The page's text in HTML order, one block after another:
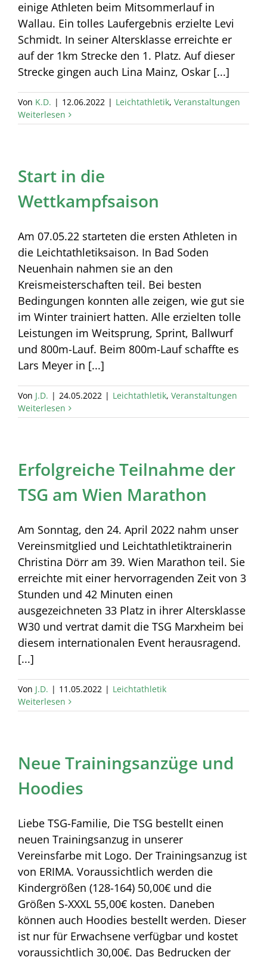
einige Athleten beim Mitsommerlauf in
Wallau. Ein tolles Laufergebnis erzielte Levi
Schmidt. In seiner Altersklasse erreichte er
auf der 1km Strecke den 1. Platz. Auf dieser
Strecke gingen auch Lina Mainz, Oskar [...]
Von K.D. | 12.06.2022 | Leichtathletik, Veranstaltungen
Weiterlesen
Start in die
Wettkampfsaison
Am 07.05.22 starteten die ersten Athleten in
die Leichtathletiksaison. In Bad Soden
Neuenhain nahmen sie an den
Kreismeisterschaften teil. Bei besten
Bedingungen konnten alle zeigen, wie gut sie
im Winter trainiert hatten. Alle erzielten tolle
Leistungen im Weitsprung, Sprint, Ballwurf
und 800m-Lauf. Beim 800m-Lauf schaffte es
Lars Meyer in [...]
Von J.D. | 24.05.2022 | Leichtathletik, Veranstaltungen
Weiterlesen
Erfolgreiche Teilnahme der
TSG am Wien Marathon
Am Sonntag, den 24. April 2022 nahm unser
Vereinsmitglied und Leichtathletiktrainerin
Christina Dörr am 39. Wien Marathon teil. Sie
erreichte mit einer hervorragenden Zeit von 3
Stunden und 42 Minuten einen
ausgezeichneten 33 Platz in ihrer Altersklasse
W30 und vertrat damit die TSG Marxheim bei
diesem internationalen Event herausragend.
[...]
Von J.D. | 11.05.2022 | Leichtathletik
Weiterlesen
Neue Trainingsanzüge und
Hoodies
Liebe TSG-Familie, Die TSG bestellt einen
neuen Trainingsanzug in unserer
Vereinsfarbe mit Logo. Der Trainingsanzug ist
von ERIMA. Voraussichtlich werden die
Kindergrößen (128-164) 50,00€ und die
Größen S-XXXL 55,00€ kosten. Daneben
können auch Hoodies bestellt werden. Dieser
ist nur für Erwachsene verfügbar und kostet
voraussichtlich 30,00€. Das Bedrucken der